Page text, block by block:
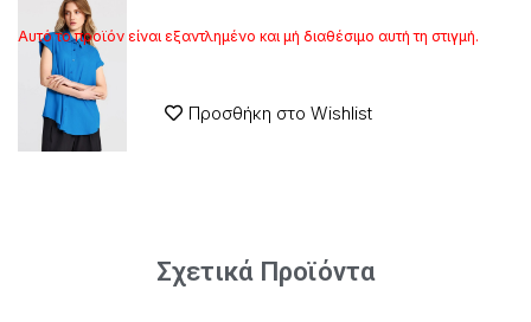
Αυτό το προϊόν είναι εξαντλημένο και μή διαθέσιμο αυτή τη στιγμή.
Προσθήκη στο Wishlist
Σχετικά Προϊόντα